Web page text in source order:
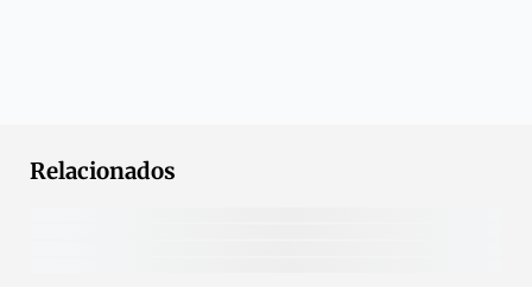
Relacionados